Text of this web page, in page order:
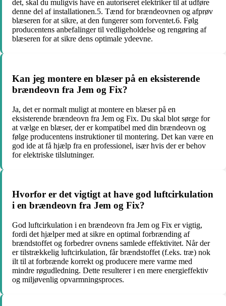
det, skal du muligvis have en autoriseret elektriker til at udføre
denne del af installationen.5. Tænd for brændeovnen og afprøv
blæseren for at sikre, at den fungerer som forventet.6. Følg
producentens anbefalinger til vedligeholdelse og rengøring af
blæseren for at sikre dens optimale ydeevne.
Kan jeg montere en blæser på en eksisterende
brændeovn fra Jem og Fix?
Ja, det er normalt muligt at montere en blæser på en
eksisterende brændeovn fra Jem og Fix. Du skal blot sørge for
at vælge en blæser, der er kompatibel med din brændeovn og
følge producentens instruktioner til montering. Det kan være en
god ide at få hjælp fra en professionel, især hvis der er behov
for elektriske tilslutninger.
Hvorfor er det vigtigt at have god luftcirkulation
i en brændeovn fra Jem og Fix?
God luftcirkulation i en brændeovn fra Jem og Fix er vigtig,
fordi det hjælper med at sikre en optimal forbrænding af
brændstoffet og forbedrer ovnens samlede effektivitet. Når der
er tilstrækkelig luftcirkulation, får brændstoffet (f.eks. træ) nok
ilt til at forbrænde korrekt og producere mere varme med
mindre røgudledning. Dette resulterer i en mere energieffektiv
og miljøvenlig opvarmningsproces.